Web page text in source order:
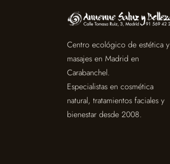
Centro ecológico de estética y
masajes en Madrid en
Carabanchel.
Especialistas en cosmética
natural, tratamientos faciales y
bienestar desde 2008.